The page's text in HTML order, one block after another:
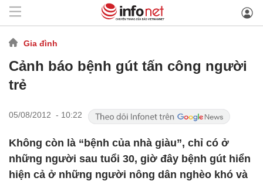
Gia đình
Cảnh báo bệnh gút tấn công người
trẻ
05/08/2012 - 10:22
Không còn là “bệnh của nhà giàu”, chỉ có ở
những người sau tuổi 30, giờ đây bệnh gút hiển
hiện cả ở những người nông dân nghèo khó và